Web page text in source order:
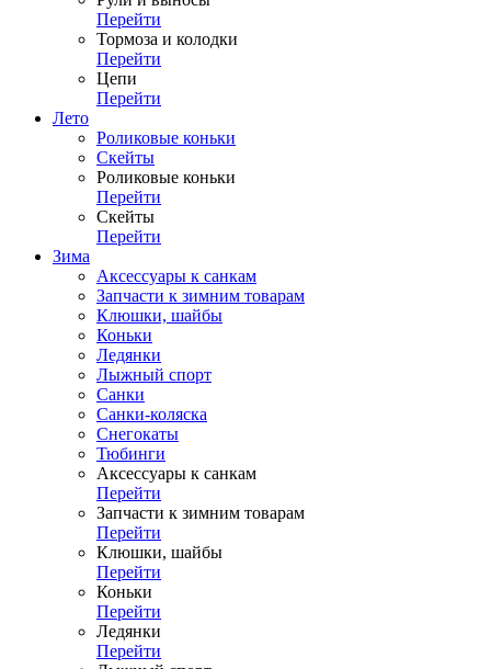
Перейти
Тормоза и колодки
Перейти
Цепи
Перейти
Лето
Роликовые коньки
Скейты
Роликовые коньки
Перейти
Скейты
Перейти
Зима
Аксессуары к санкам
Запчасти к зимним товарам
Клюшки, шайбы
Коньки
Ледянки
Лыжный спорт
Санки
Санки-коляска
Снегокаты
Тюбинги
Аксессуары к санкам
Перейти
Запчасти к зимним товарам
Перейти
Клюшки, шайбы
Перейти
Коньки
Перейти
Ледянки
Перейти